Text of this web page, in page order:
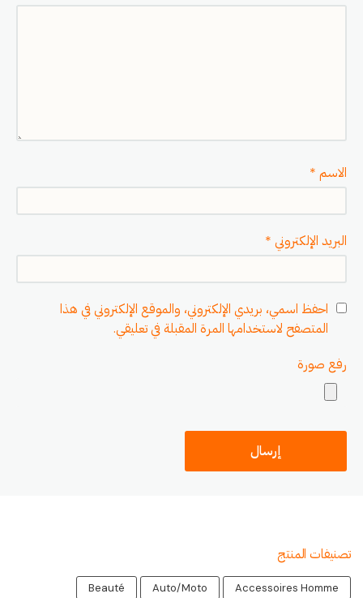
الاسم *
البريد الإلكتروني *
احفظ اسمي، بريدي الإلكتروني، والموقع الإلكتروني في هذا
المتصفح لاستخدامها المرة المقبلة في تعليقي.
رفع صورة
تصنيفات المنتج
Accessoires Homme
Auto/Moto
Beauté